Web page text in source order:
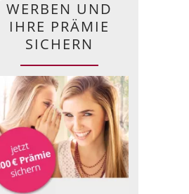
WERBEN UND
IHRE PRÄMIE
SICHERN